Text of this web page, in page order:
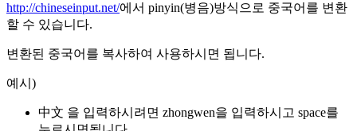
http://chineseinput.net/에서 pinyin(병음)방식으로 중국어를 변환
할 수 있습니다.
변환된 중국어를 복사하여 사용하시면 됩니다.
예시)
中文 을 입력하시려면 zhongwen을 입력하시고 space를